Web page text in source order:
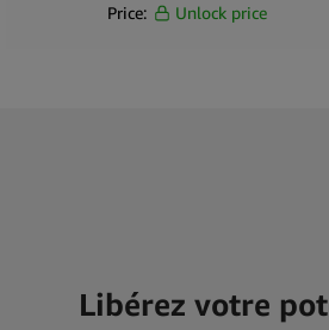
Price:
Unlock price
Libérez votre